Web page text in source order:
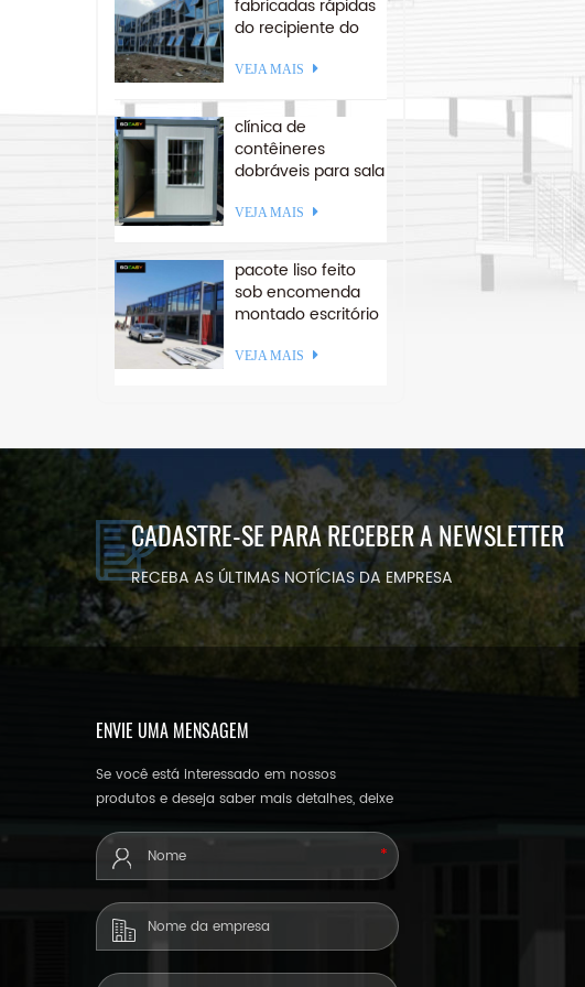
fabricadas rápidas
do recipiente do
estrutura lisa de
aço da estrutura
lisa de aço
VEJA MAIS
clínica de
contêineres
dobráveis ​​para sala
a américa do sul
VEJA MAIS
pacote liso feito
sob encomenda
montado escritório
empilhável
VEJA MAIS
CADASTRE-SE PARA RECEBER A NEWSLETTER
RECEBA AS ÚLTIMAS NOTÍCIAS DA EMPRESA
ENVIE UMA MENSAGEM
Se você está interessado em nossos
produtos e deseja saber mais detalhes, deixe
mais breve possível.